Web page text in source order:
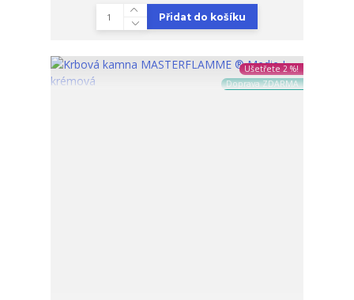
Přidat do košíku
Ušetřete 2 %!
Doprava ZDARMA